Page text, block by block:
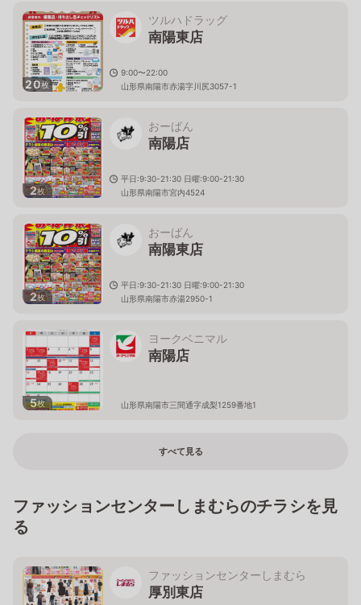
20枚
ツルハドラッグ
南陽東店
9:00〜22:00
山形県南陽市赤湯字川尻3057-1
2枚
おーばん
南陽店
平日:9:30-21:30 日曜:9:00-21:30
山形県南陽市宮内4524
2枚
おーばん
南陽東店
平日:9:30-21:30 日曜:9:00-21:30
山形県南陽市赤湯2950-1
5枚
ヨークベニマル
南陽店
山形県南陽市三間通字成梨1259番地1
すべて見る
ファッションセンターしまむらのチラシを見
る
ファッションセンターしまむら
厚別東店